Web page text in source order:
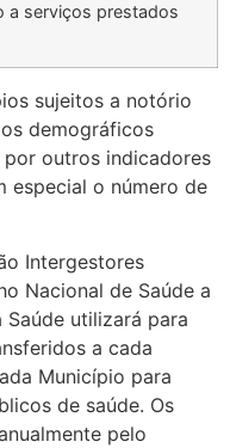
a serviços prestados
sujeitos a notório
demográficos
outros indicadores
especial o número de
Intergestores
Nacional de Saúde a
utilizará para
a cada
Município para
de saúde. Os
pelo